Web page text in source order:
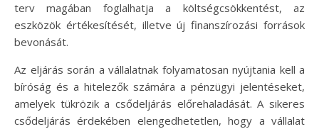
terv magában foglalhatja a költségcsökkentést, az
eszközök értékesítését, illetve új finanszírozási források
bevonását.
Az eljárás során a vállalatnak folyamatosan nyújtania kell a
bíróság és a hitelezők számára a pénzügyi jelentéseket,
amelyek tükrözik a csődeljárás előrehaladását. A sikeres
csődeljárás érdekében elengedhetetlen, hogy a vállalat